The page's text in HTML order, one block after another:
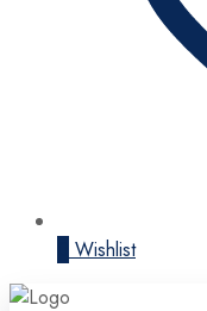
Wishlist